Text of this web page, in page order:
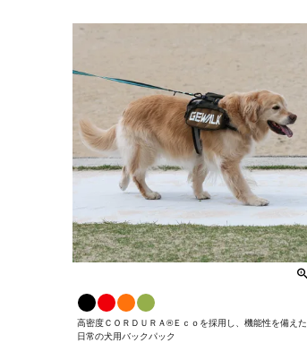
高密度ＣＯＲＤＵＲＡ®Ｅｃｏを採用し、機能性を備えた
日常の犬用バックパック